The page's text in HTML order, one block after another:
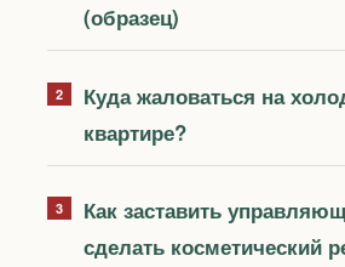
(образец)
Куда жаловаться на
квартире?
Как заставить
сделать косметический